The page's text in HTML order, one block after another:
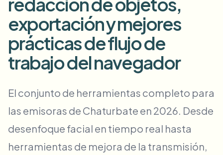
Cambio de cara - Video
Inteligencia de video
Procesa muchos vídeos de una vez
Desenfoque masivo de rostros
Pipelines de alto rendimiento
Desenfocar cualquier cosa
Zonas empresariales, políticas y revisión
API & SDK
Formulario de contacto
Inteligencia de video
exportación y mejores
prácticas de flujo de
trabajo del navegador
El conjunto de herramientas completo para
las emisoras de Chaturbate en 2026. Desde
desenfoque facial en tiempo real hasta
herramientas de mejora de la transmisión,